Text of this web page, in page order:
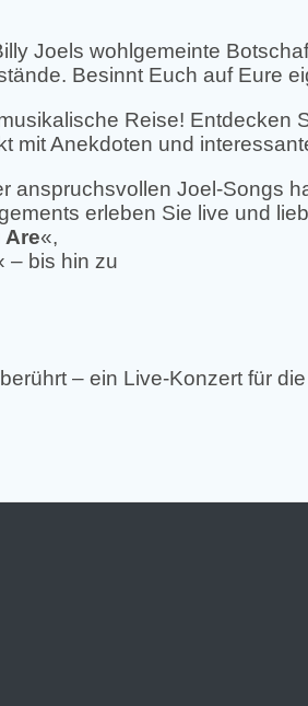
Joels wohlgemeinte
Besinnt Euch auf Eure
Reise! Entdecken
mit Anekdoten und
anspruchsvollen Joel-Songs
erleben Sie live und
Are«,
– bis hin zu
– ein Live-Konzert für